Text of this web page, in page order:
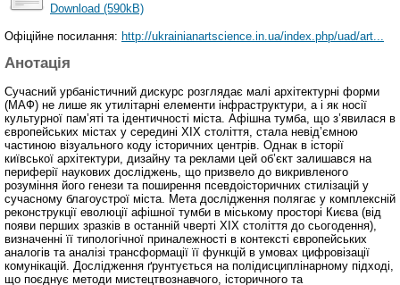
Download (590kB)
Офіційне посилання: http://ukrainianartscience.in.ua/index.php/uad/art...
Анотація
Сучасний урбаністичний дискурс розглядає малі архітектурні форми
(МАФ) не лише як утилітарні елементи інфраструктури, а і як носії
культурної пам’яті та ідентичності міста. Афішна тумба, що з’явилася в
європейських містах у середині XIX століття, стала невід’ємною
частиною візуального коду історичних центрів. Однак в історії
київської архітектури, дизайну та реклами цей об’єкт залишався на
периферії наукових досліджень, що призвело до викривленого
розуміння його генези та поширення псевдоісторичних стилізацій у
сучасному благоустрої міста. Мета дослідження полягає у комплексній
реконструкції еволюції афішної тумби в міському просторі Києва (від
появи перших зразків в останній чверті XIX століття до сьогодення),
визначенні її типологічної приналежності в контексті європейських
аналогів та аналізі трансформації її функцій в умовах цифровізації
комунікацій. Дослідження ґрунтується на полідисциплінарному підході,
що поєднує методи мистецтвознавчого, історичного та